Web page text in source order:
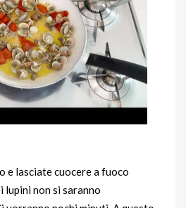
e lasciate cuocere a fuoco
lupini non si saranno